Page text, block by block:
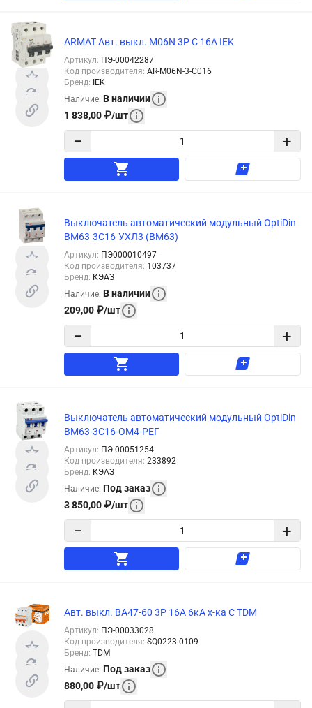
ARMAT Авт. выкл. M06N 3P C 16А IEK
Артикул: ПЭ-00042287
Код производителя: AR-M06N-3-C016
Бренд: IEK
Наличие: В наличии
1 838,00 ₽/шт
− +
Выключатель автоматический модульный OptiDin
BM63-3C16-УХЛ3 (ВМ63)
Артикул: ПЭ000010497
Код производителя: 103737
Бренд: КЭАЗ
Наличие: В наличии
209,00 ₽/шт
− +
Выключатель автоматический модульный OptiDin
BM63-3C16-ОМ4-РЕГ
Артикул: ПЭ-00051254
Код производителя: 233892
Бренд: КЭАЗ
Наличие: Под заказ
3 850,00 ₽/шт
− +
Авт. выкл. ВА47-60 3Р 16А 6кА х-ка С TDM
Артикул: ПЭ-00033028
Код производителя: SQ0223-0109
Бренд: TDM
Наличие: Под заказ
880,00 ₽/шт